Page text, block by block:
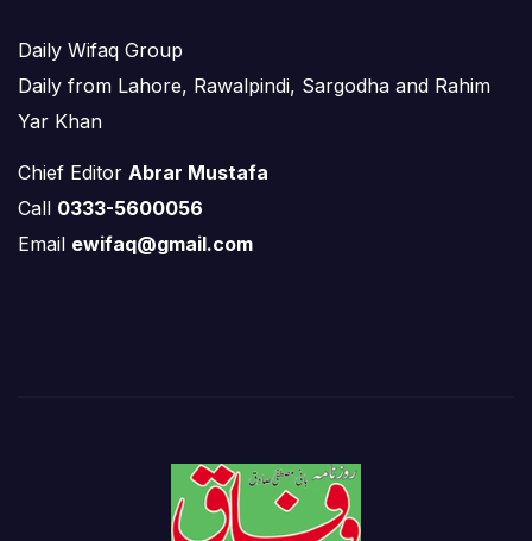
Daily Wifaq Group
Daily from Lahore, Rawalpindi, Sargodha and Rahim
Yar Khan
Chief Editor Abrar Mustafa
Call 0333-5600056
Email ewifaq@gmail.com